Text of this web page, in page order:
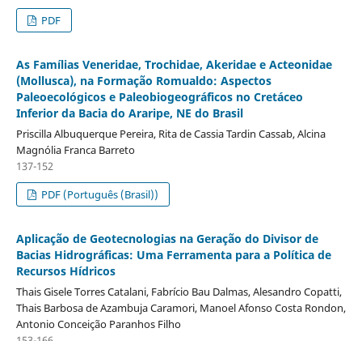
PDF
As Famílias Veneridae, Trochidae, Akeridae e Acteonidae
(Mollusca), na Formação Romualdo: Aspectos
Paleoecológicos e Paleobiogeográficos no Cretáceo
Inferior da Bacia do Araripe, NE do Brasil
Priscilla Albuquerque Pereira, Rita de Cassia Tardin Cassab, Alcina
Magnólia Franca Barreto
137-152
PDF (Português (Brasil))
Aplicação de Geotecnologias na Geração do Divisor de
Bacias Hidrográficas: Uma Ferramenta para a Política de
Recursos Hídricos
Thais Gisele Torres Catalani, Fabrício Bau Dalmas, Alesandro Copatti,
Thais Barbosa de Azambuja Caramori, Manoel Afonso Costa Rondon,
Antonio Conceição Paranhos Filho